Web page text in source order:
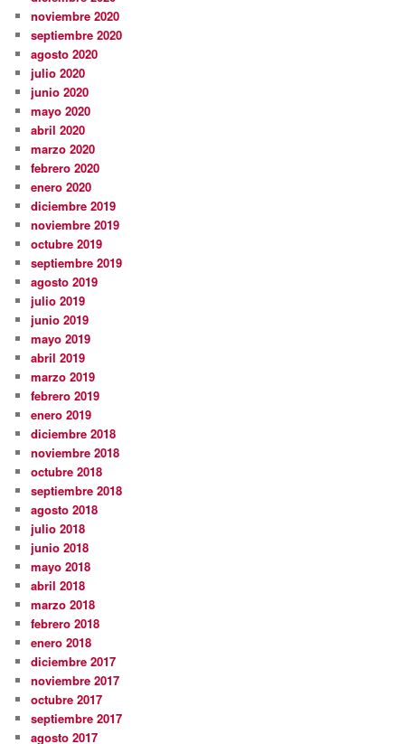
noviembre 2020
septiembre 2020
agosto 2020
julio 2020
junio 2020
mayo 2020
abril 2020
marzo 2020
febrero 2020
enero 2020
diciembre 2019
noviembre 2019
octubre 2019
septiembre 2019
agosto 2019
julio 2019
junio 2019
mayo 2019
abril 2019
marzo 2019
febrero 2019
enero 2019
diciembre 2018
noviembre 2018
octubre 2018
septiembre 2018
agosto 2018
julio 2018
junio 2018
mayo 2018
abril 2018
marzo 2018
febrero 2018
enero 2018
diciembre 2017
noviembre 2017
octubre 2017
septiembre 2017
agosto 2017